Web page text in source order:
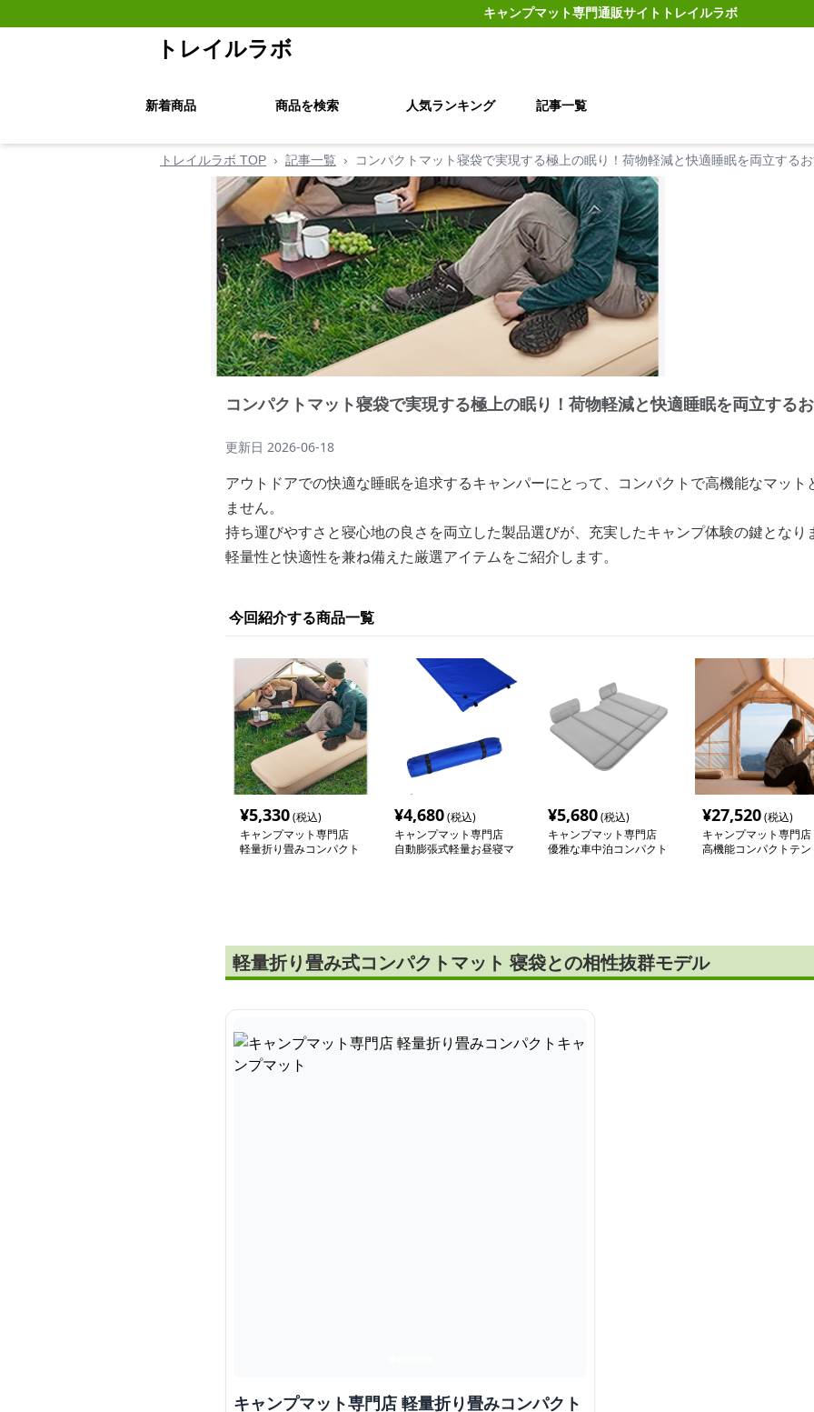
キャンプマット専門通販サイト トレイルラボ
トレイルラボ
新着商品 商品を検索 人気ランキング 記事一覧
トレイルラボ TOP › 記事一覧 › コンパクトマット寝袋で実現する極上の眠り！荷物軽減と快適睡眠を両立する
コンパクトマット寝袋で実現する極上の眠り！荷物軽減と快適睡眠を両立する
更新日 2026-06-18
アウトドアでの快適な睡眠を追求するキャンパーにとって、コンパクトで高機能なマッ
ません。
持ち運びやすさと寝心地の良さを両立した製品選びが、充実したキャンプ体験の鍵となり
軽量性と快適性を兼ね備えた厳選アイテムをご紹介します。
今回紹介する商品一覧
¥5,330(税込)
キャンプマット専門店
軽量折り畳みコンパクト
¥4,680(税込)
キャンプマット専門店
自動膨張式軽量お昼寝マ
¥5,680(税込)
キャンプマット専門店
優雅な車中泊コンパクト
¥27,520(税込)
キャンプマット専門店
高機能コンパクトテン
軽量折り畳み式コンパクトマット 寝袋との相性抜群モデル
キャンプマット専門店 軽量折り畳みコンパクト